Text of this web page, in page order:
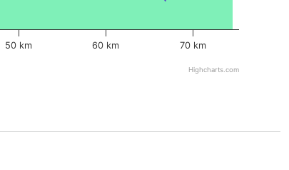
50 km 60 km 70 km
Highcharts.com